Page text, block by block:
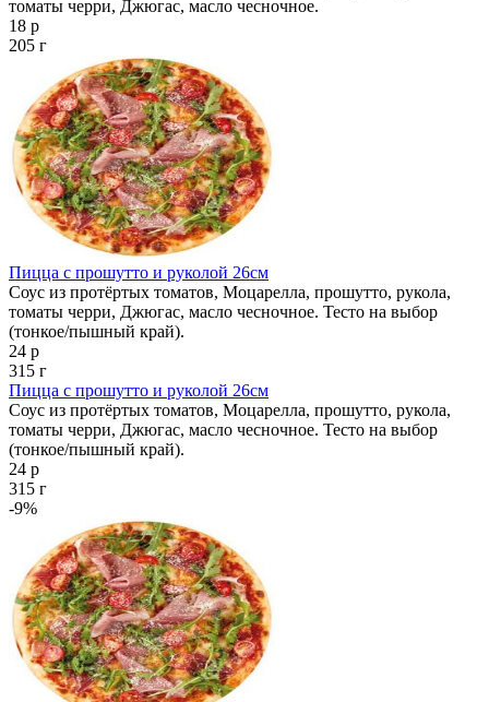
томаты черри, Джюгас, масло чесночное.
18 р
205 г
Пицца с прошутто и руколой 26см
Соус из протёртых томатов, Моцарелла, прошутто, рукола,
томаты черри, Джюгас, масло чесночное. Тесто на выбор
(тонкое/пышный край).
24 р
315 г
Пицца с прошутто и руколой 26см
Соус из протёртых томатов, Моцарелла, прошутто, рукола,
томаты черри, Джюгас, масло чесночное. Тесто на выбор
(тонкое/пышный край).
24 р
315 г
-9%